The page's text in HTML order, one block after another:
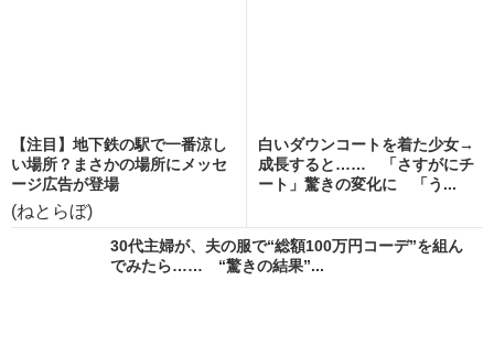
【注目】地下鉄の駅で一番涼し
い場所？まさかの場所にメッセ
ージ広告が登場
(ねとらぼ)
白いダウンコートを着た少女→
成長すると…… 「さすがにチ
ート」驚きの変化に 「う...
30代主婦が、夫の服で“総額100万円コーデ”を組ん
でみたら…… “驚きの結果”...